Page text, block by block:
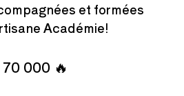
et formées
Académie!
000 🔥